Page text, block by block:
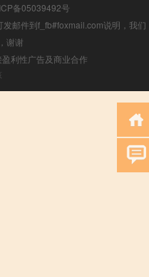
备05039492号
邮件到f_fb#foxmail.com说明，我们
谢谢
利性广告及商业合作